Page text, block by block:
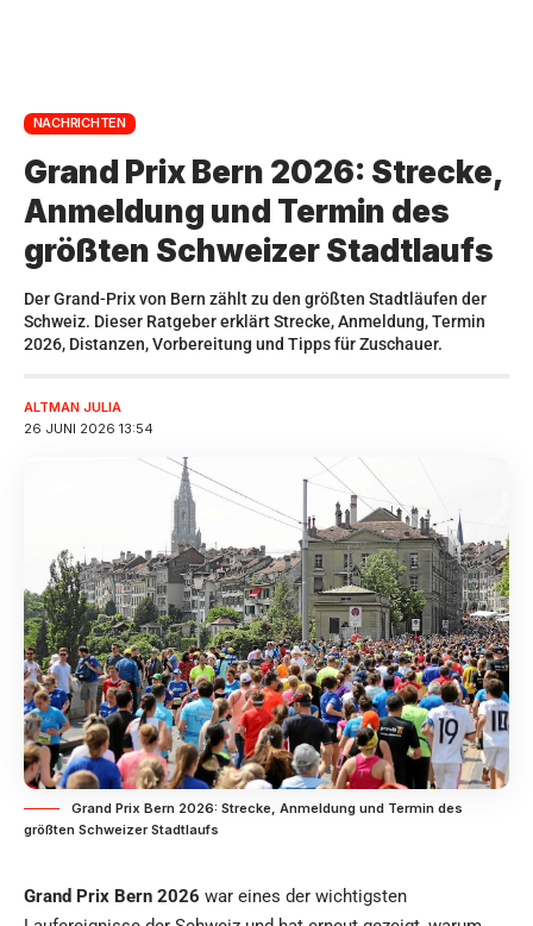
NACHRICHTEN
Grand Prix Bern 2026: Strecke,
Anmeldung und Termin des
größten Schweizer Stadtlaufs
Der Grand-Prix von Bern zählt zu den größten Stadtläufen der
Schweiz. Dieser Ratgeber erklärt Strecke, Anmeldung, Termin
2026, Distanzen, Vorbereitung und Tipps für Zuschauer.
26 JUNI 2026 13:54
ALTMAN JULIA
Grand Prix Bern 2026: Strecke, Anmeldung und Termin des
größten Schweizer Stadtlaufs
Grand Prix Bern 2026 war eines der wichtigsten